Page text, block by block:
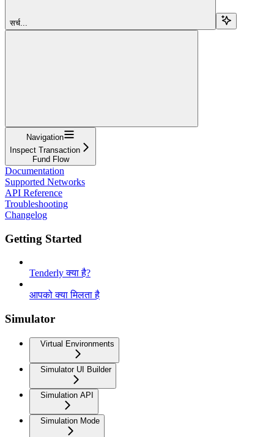
सर्च...
Navigation
Inspect Transaction
Fund Flow
Documentation
Supported Networks
API Reference
Troubleshooting
Changelog
Getting Started
Tenderly क्या है?
आपको क्या मिलता है
Simulator
Virtual Environments
Simulator UI Builder
Simulation API
Simulation Mode